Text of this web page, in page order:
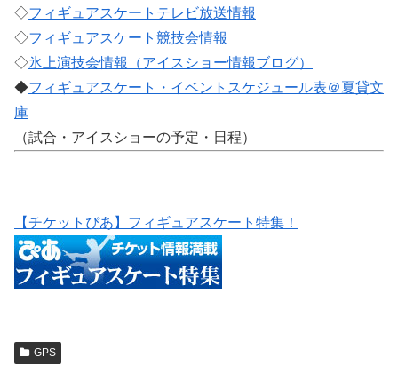
◇フィギュアスケートテレビ放送情報
◇フィギュアスケート競技会情報
◇氷上演技会情報（アイスショー情報ブログ）
◆フィギュアスケート・イベントスケジュール表＠夏貸文
庫
（試合・アイスショーの予定・日程）
【チケットぴあ】フィギュアスケート特集！
GPS